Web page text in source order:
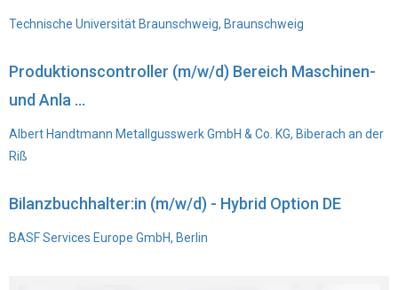
Technische Universität Braunschweig, Braunschweig
Produktionscontroller (m/w/d) Bereich Maschinen-
und Anla ...
Albert Handtmann Metallgusswerk GmbH & Co. KG, Biberach an der
Riß
Bilanzbuchhalter:in (m/w/d) - Hybrid Option DE
BASF Services Europe GmbH, Berlin